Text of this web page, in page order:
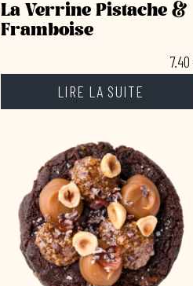
La Verrine Pistache &
Framboise
7.40
LIRE LA SUITE